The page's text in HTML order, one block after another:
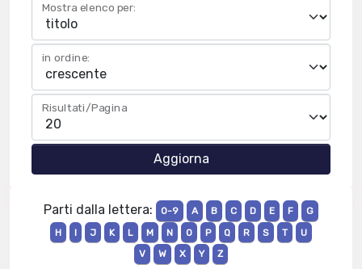
Mostra elenco per:
in ordine:
Risultati/Pagina
Parti dalla lettera: 0-9 A B C D E F
G
H
I J K L M N O P Q R S T
U
V
W X Y Z